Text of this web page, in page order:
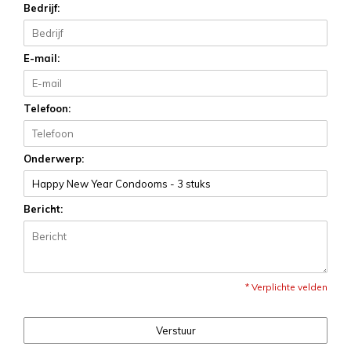
Bedrijf:
E-mail:
Telefoon:
Onderwerp:
Bericht:
* Verplichte velden
Verstuur